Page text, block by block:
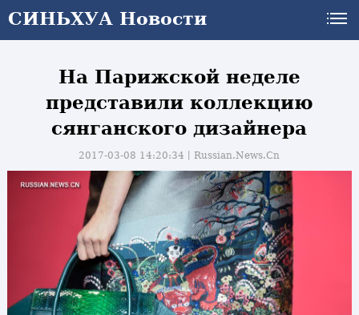
СИНЬХУА Новости
На Парижской неделе
представили коллекцию
сянганского дизайнера
2017-03-08 14:20:34丨Russian.News.Cn